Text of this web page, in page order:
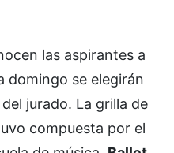
las aspirantes a
domingo se elegirán
jurado. La grilla de
compuesta por el